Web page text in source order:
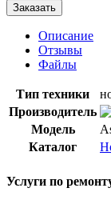
Заказать
Описание
Отзывы
Файлы
Тип техники
Производитель
Модель
Каталог
Услуги по